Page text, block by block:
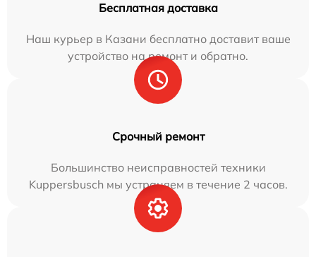
Бесплатная доставка
Наш курьер в Казани бесплатно доставит ваше
устройство на ремонт и обратно.
Срочный ремонт
Большинство неисправностей техники
Kuppersbusch мы устраняем в течение 2 часов.